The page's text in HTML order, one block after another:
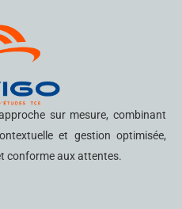
sur mesure, combinant
et gestion optimisée,
conforme aux attentes.